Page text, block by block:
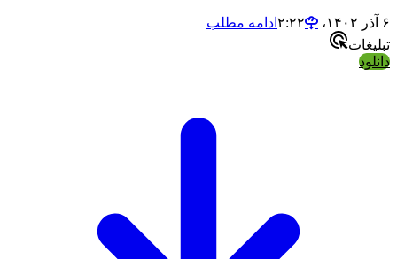
۶ آذر ۱۴۰۲،‏ ۲:۲۲
ادامه مطلب
تبلیغات
دانلود